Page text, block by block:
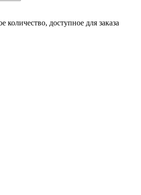
количество, доступное для заказа